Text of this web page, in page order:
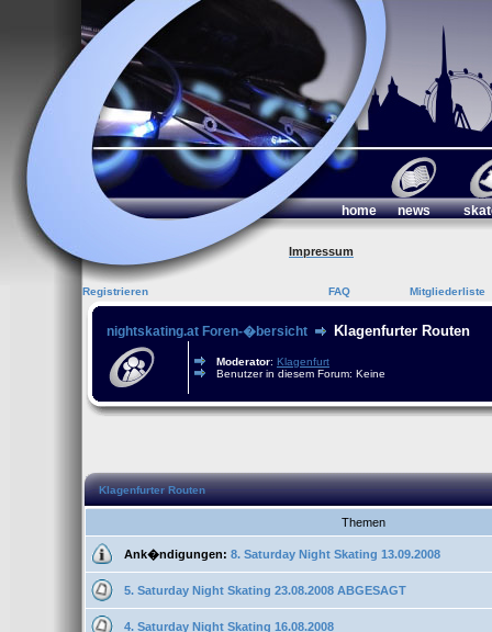
home news
Impressum
Registrieren FAQ Mitgliederliste
nightskating.at Foren-�bersicht Klagenfurter Routen
Moderator: Klagenfurt
Benutzer in diesem Forum: Keine
Klagenfurter Routen
Themen
Ank�ndigungen: 8. Saturday Night Skating 13.09.2008
5. Saturday Night Skating 23.08.2008 ABGESAGT
4. Saturday Night Skating 16.08.2008